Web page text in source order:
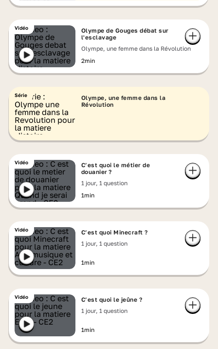
Vidéo
Olympe de Gouges débat sur
l'esclavage
Olympe, une femme dans la Révolution
2min
Série
Olympe, une femme dans la
Révolution
Vidéo
C’est quoi le métier de
douanier ?
1 jour, 1 question
1min
Vidéo
C’est quoi Minecraft ?
1 jour, 1 question
1min
Vidéo
C’est quoi le jeûne ?
1 jour, 1 question
1min